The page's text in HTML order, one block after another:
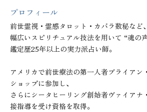
プロフィール
前世霊視・霊感タロット・カバラ数秘など、
幅広いスピリチュアル技法を用いて “魂の
鑑定歴25年以上の実力派占い師。
アメリカで前世療法の第一人者ブライアン
ショップに参加し、
さらにシータヒーリング創始者ヴァイアナ
接指導を受け資格を取得。